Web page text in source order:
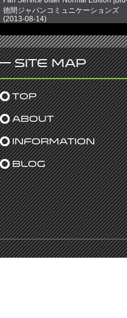
徳間ジャパンコミュニケーションズ
(2013-08-14)
Site Map
Top
About
Information
Blog